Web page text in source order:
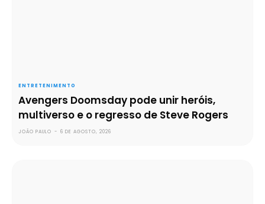
ENTRETENIMENTO
Avengers Doomsday pode unir heróis,
multiverso e o regresso de Steve Rogers
JOÃO PAULO - 6 DE AGOSTO, 2026